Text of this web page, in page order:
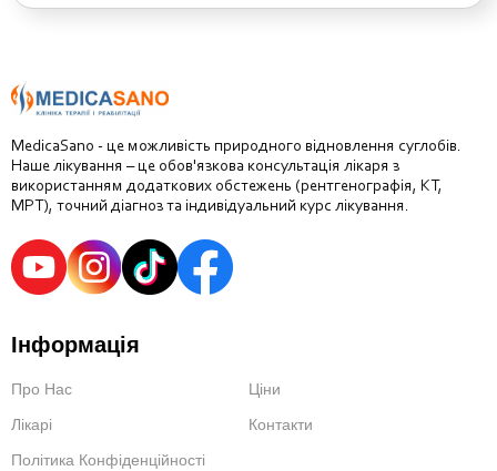
MedicaSano - це можливість природного відновлення суглобів.
Наше лікування – це обов'язкова консультація лікаря з
використанням додаткових обстежень (рентгенографія, КТ,
МРТ), точний діагноз та індивідуальний курс лікування.
Інформація
Про Нас
Ціни
Лікарі
Контакти
Політика Конфіденційності